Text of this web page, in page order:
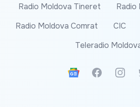
Radio Moldova Tineret
Radio
Radio Moldova Comrat
CIC
Teleradio
Google News
Facebook